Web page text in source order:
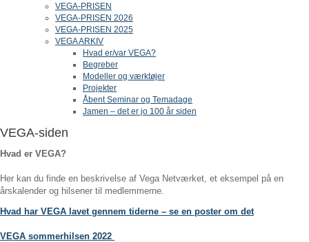
VEGA-PRISEN
VEGA-PRISEN 2026
VEGA-PRISEN 2025
VEGA ARKIV
Hvad er/var VEGA?
Begreber
Modeller og værktøjer
Projekter
Åbent Seminar og Temadage
Jamen – det er jo 100 år siden
VEGA-siden
Hvad er VEGA?
Her kan du finde en beskrivelse af Vega Netværket, et eksempel på en
årskalender og hilsener til medlemmerne.
Hvad har VEGA lavet gennem tiderne – se en poster om det
VEGA sommerhilsen 2022